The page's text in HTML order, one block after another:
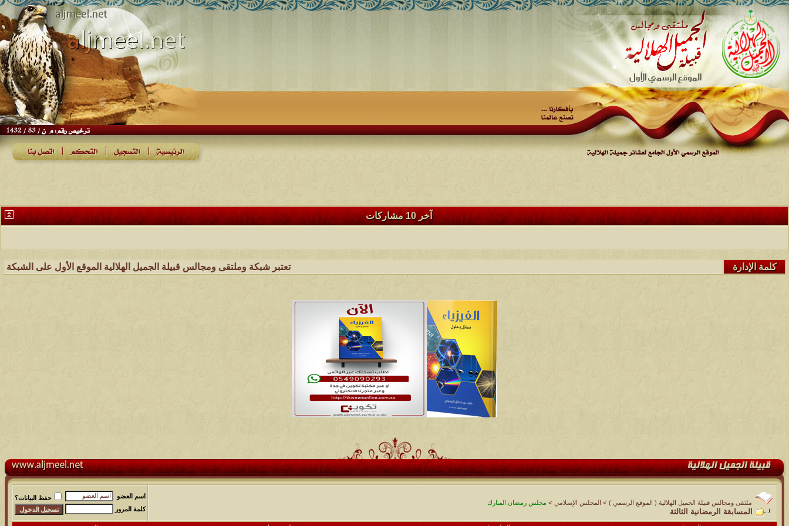
آخر 10 مشاركات
تعتبر شبكة وملتقى ومجالس قبيلة الجميل الهلالية الموقع الأول على الشبكة كلمة الإدارة
ملتقى ومجالس قبيلة الجميل الهلالية ( الموقع الرسمي ) > المجلس الإسلامي > مجلس رمضان المبارك
المسابقة الرمضانية الثالثة
اسم العضو
حفظ البيانات؟
كلمة المرور